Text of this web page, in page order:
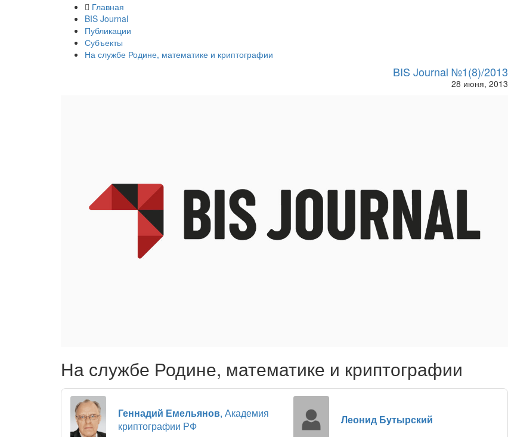
Главная
BIS Journal
Публикации
Субъекты
На службе Родине, математике и криптографии
BIS Journal №1(8)/2013
28 июня, 2013
На службе Родине, математике и криптографии
Геннадий Емельянов, Академия
криптографии РФ
Леонид Бутырский